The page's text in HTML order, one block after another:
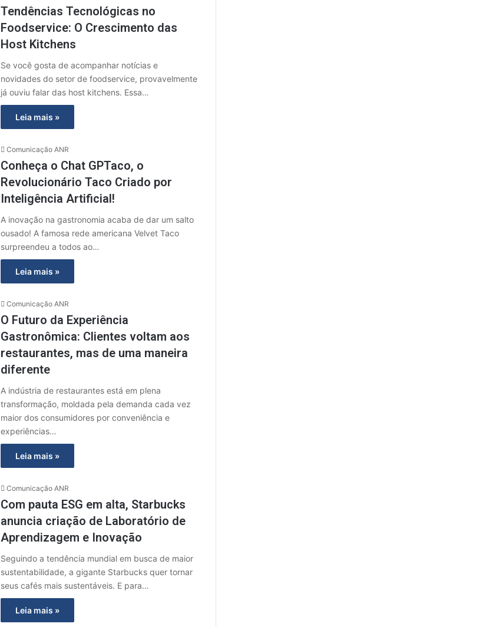
Tendências Tecnológicas no
Foodservice: O Crescimento das
Host Kitchens
Se você gosta de acompanhar notícias e
novidades do setor de foodservice, provavelmente
já ouviu falar das host kitchens. Essa…
Leia mais »
Comunicação ANR
Conheça o Chat GPTaco, o
Revolucionário Taco Criado por
Inteligência Artificial!
A inovação na gastronomia acaba de dar um salto
ousado! A famosa rede americana Velvet Taco
surpreendeu a todos ao…
Leia mais »
Comunicação ANR
O Futuro da Experiência
Gastronômica: Clientes voltam aos
restaurantes, mas de uma maneira
diferente
A indústria de restaurantes está em plena
transformação, moldada pela demanda cada vez
maior dos consumidores por conveniência e
experiências…
Leia mais »
Comunicação ANR
Com pauta ESG em alta, Starbucks
anuncia criação de Laboratório de
Aprendizagem e Inovação
Seguindo a tendência mundial em busca de maior
sustentabilidade, a gigante Starbucks quer tornar
seus cafés mais sustentáveis. E para…
Leia mais »